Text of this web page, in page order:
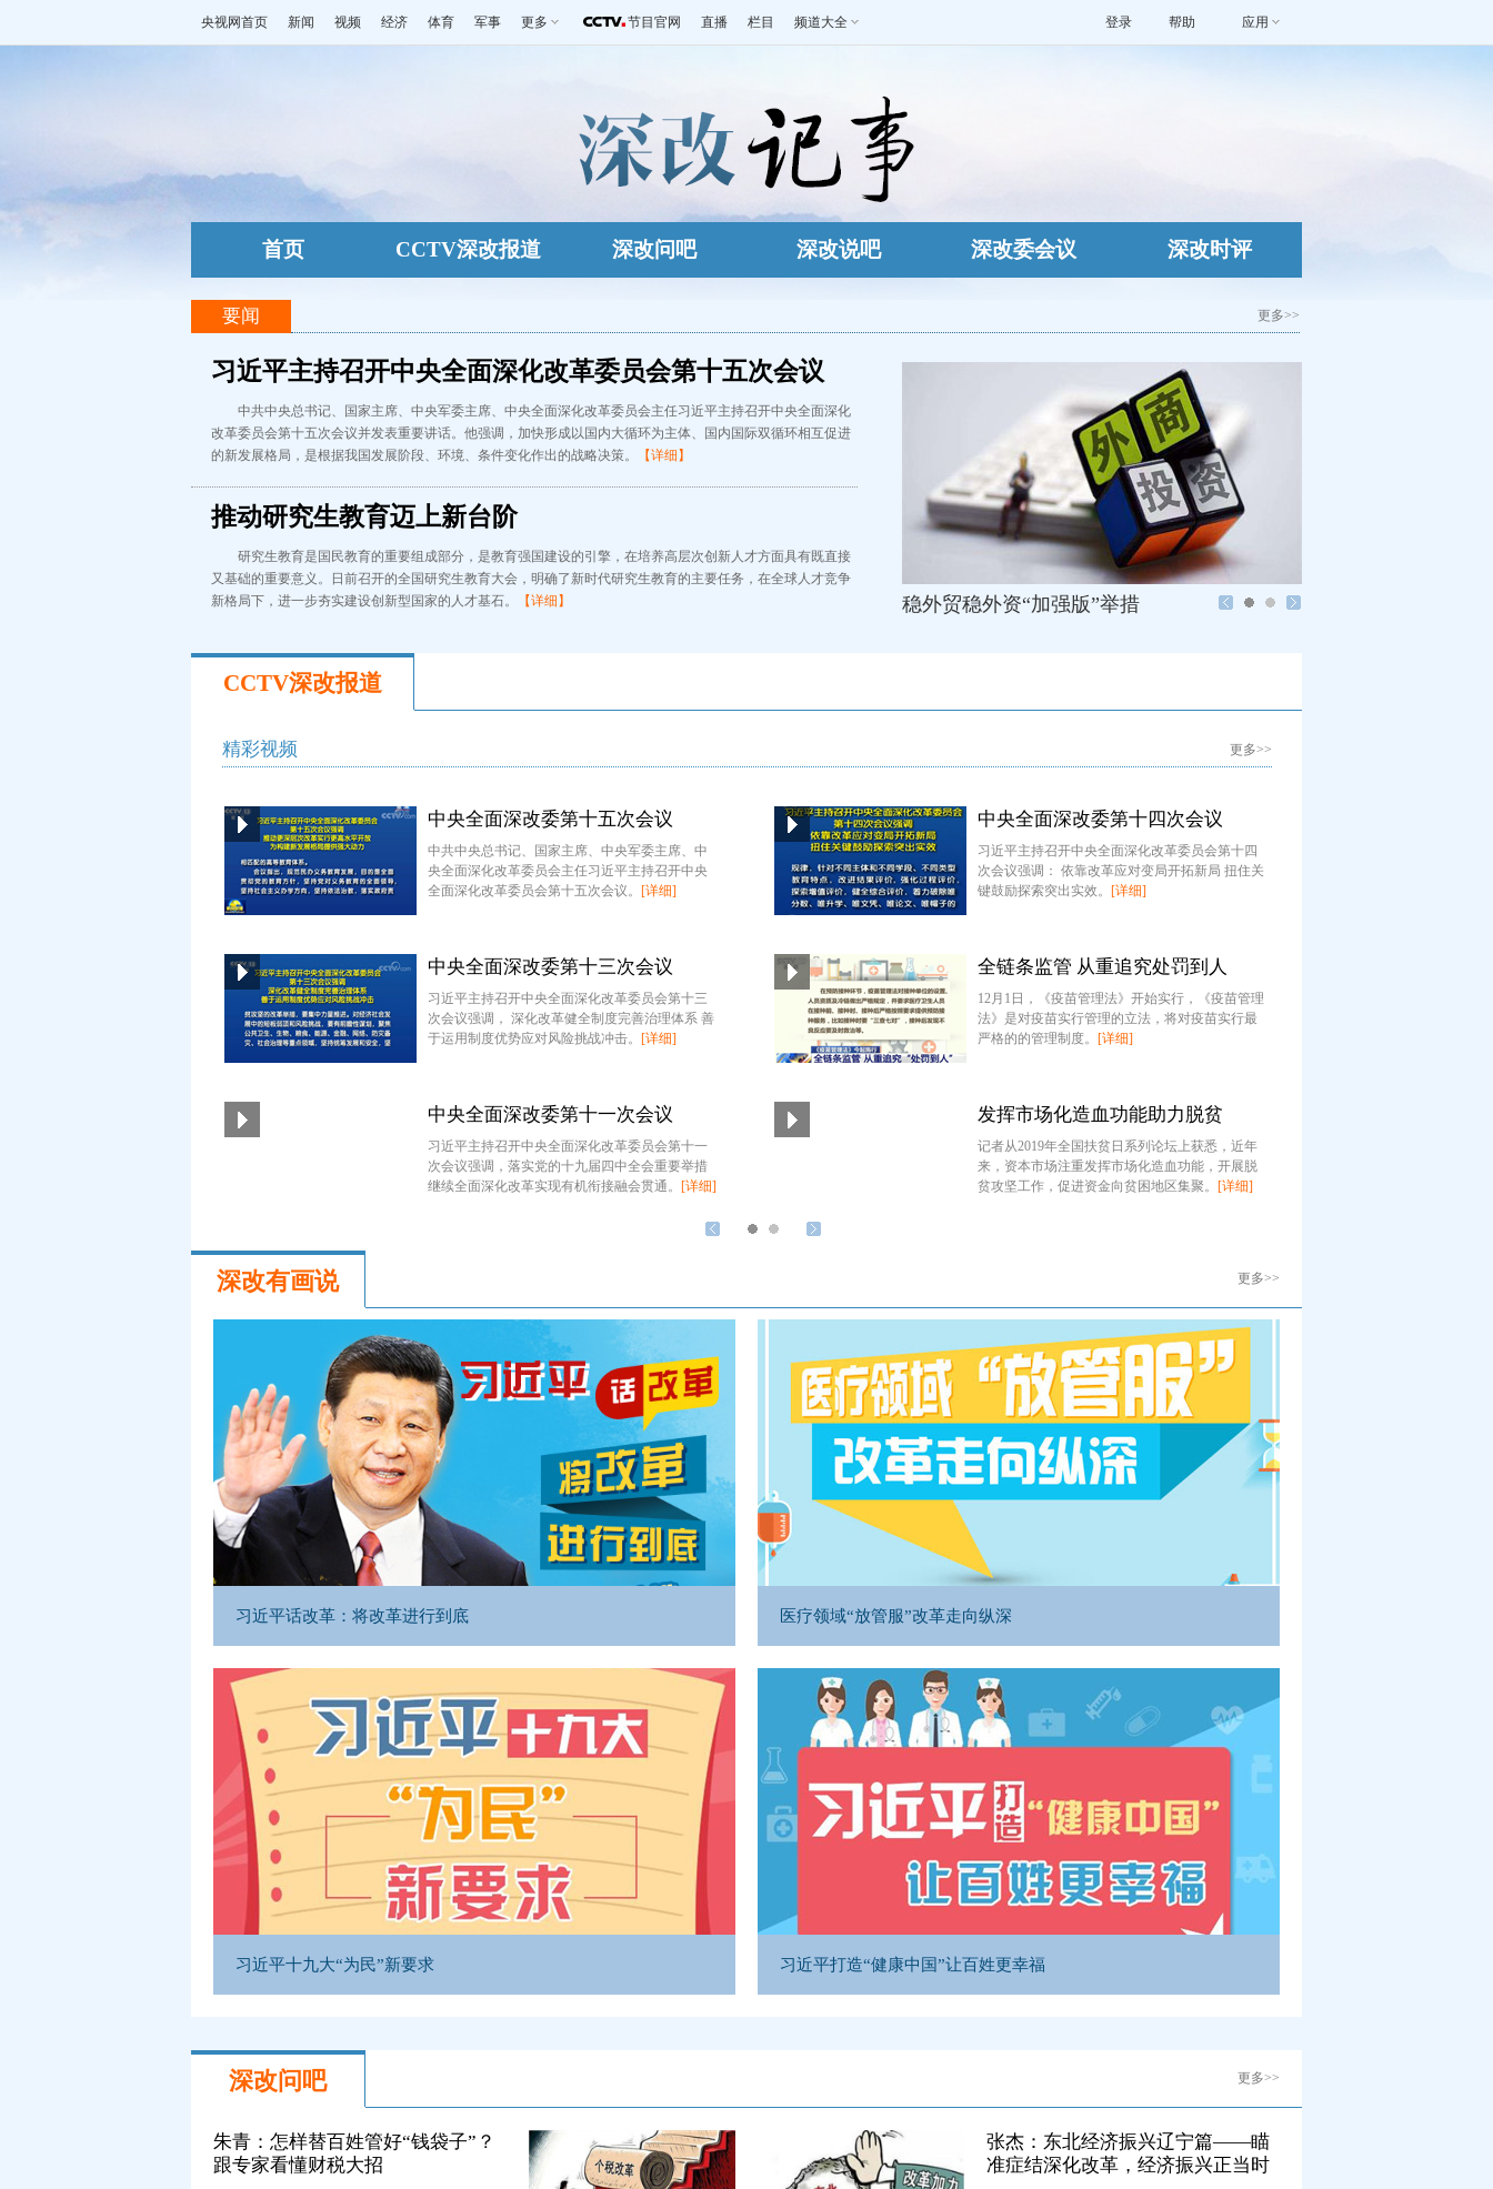
央视网首页 新闻 视频 经济 体育 军事 更多 节目官网 直播 栏目 频道大全 帮助 应用
登录
首页 CCTV深改报道 深改问吧 深改说吧 深改委会议 深改时评
要闻 更多>>
习近平主持召开中央全面深化改革委员会第十五次会议
中共中央总书记、国家主席、中央军委主席、中央全面深化改革委员会主任习近平主持召开中央全面深化
改革委员会第十五次会议并发表重要讲话。他强调，加快形成以国内大循环为主体、国内国际双循环相互促进
的新发展格局，是根据我国发展阶段、环境、条件变化作出的战略决策。
【详细】
推动研究生教育迈上新台阶
研究生教育是国民教育的重要组成部分，是教育强国建设的引擎，在培养高层次创新人才方面具有既直接
又基础的重要意义。日前召开的全国研究生教育大会，明确了新时代研究生教育的主要任务，在全球人才竞争
新格局下，进一步夯实建设创新型国家的人才基石。
【详细】 稳外贸稳外资“加强版”举措
CCTV深改报道
精彩视频 更多>>
中央全面深改委第十五次会议
中共中央总书记、国家主席、中央军委主席、中
央全面深化改革委员会主任习近平主持召开中央
全面深化改革委员会第十五次会议。 [详细]
中央全面深改委第十四次会议
习近平主持召开中央全面深化改革委员会第十四
次会议强调： 依靠改革应对变局开拓新局 扭住关
键鼓励探索突出实效。 [详细]
中央全面深改委第十三次会议
习近平主持召开中央全面深化改革委员会第十三
次会议强调， 深化改革健全制度完善治理体系 善
于运用制度优势应对风险挑战冲击。 [详细]
全链条监管 从重追究处罚到人
12月1日，《疫苗管理法》开始实行，《疫苗管理
法》是对疫苗实行管理的立法，将对疫苗实行最
严格的的管理制度。 [详细]
中央全面深改委第十一次会议
习近平主持召开中央全面深化改革委员会第十一
次会议强调，落实党的十九届四中全会重要举措
继续全面深化改革实现有机衔接融会贯通。 [详细]
发挥市场化造血功能助力脱贫
记者从2019年全国扶贫日系列论坛上获悉，近年
来，资本市场注重发挥市场化造血功能，开展脱
贫攻坚工作，促进资金向贫困地区集聚。 [详细]
深改有画说 更多>>
习近平话改革：将改革进行到底 医疗领域“放管服”改革走向纵深
习近平十九大“为民”新要求 习近平打造“健康中国”让百姓更幸福
深改问吧 更多>>
朱青：怎样替百姓管好“钱袋子”？
跟专家看懂财税大招
张杰：东北经济振兴辽宁篇——瞄
准症结深化改革，经济振兴正当时